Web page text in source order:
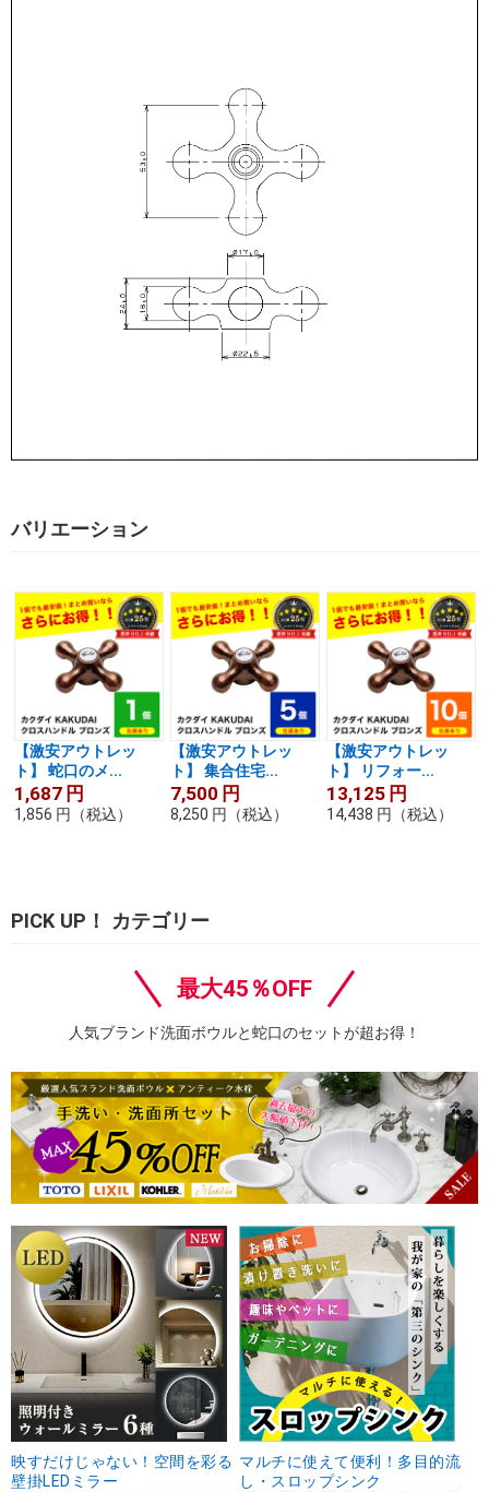
バリエーション
【激安アウトレッ
ト】 蛇口のメ...
1,687 円
1,856 円 （税込）
【激安アウトレッ
ト】 集合住宅...
7,500 円
8,250 円 （税込）
【激安アウトレッ
ト】 リフォー...
13,125 円
14,438 円 （税込）
PICK UP！ カテゴリー
最大45％OFF
人気ブランド洗面ボウルと蛇口のセットが超お得！
映すだけじゃない！空間を彩る
壁掛LEDミラー
マルチに使えて便利！多目的流
し・スロップシンク